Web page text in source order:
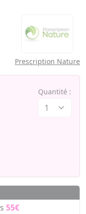
Prescription Nature
Quantité :
55€